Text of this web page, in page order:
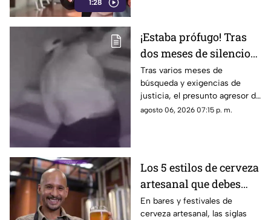
1:28
¡Estaba prófugo! Tras
dos meses de silencio
detuvieron a Jorge "N",
agresor de Paula
Tras varios meses de
búsqueda y exigencias de
justicia, el presunto agresor de
Paula Fajardo fue localizado y
agosto 06, 2026 07:15 p. m.
Los 5 estilos de cerveza
artesanal que debes
conocer
En bares y festivales de
cerveza artesanal, las siglas